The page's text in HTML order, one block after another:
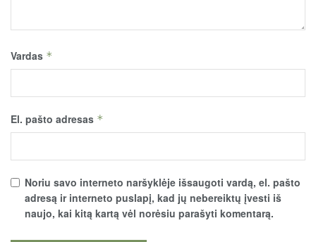
Vardas *
El. pašto adresas *
Noriu savo interneto naršyklėje išsaugoti vardą, el. pašto
adresą ir interneto puslapį, kad jų nebereiktų įvesti iš
naujo, kai kitą kartą vėl norėsiu parašyti komentarą.